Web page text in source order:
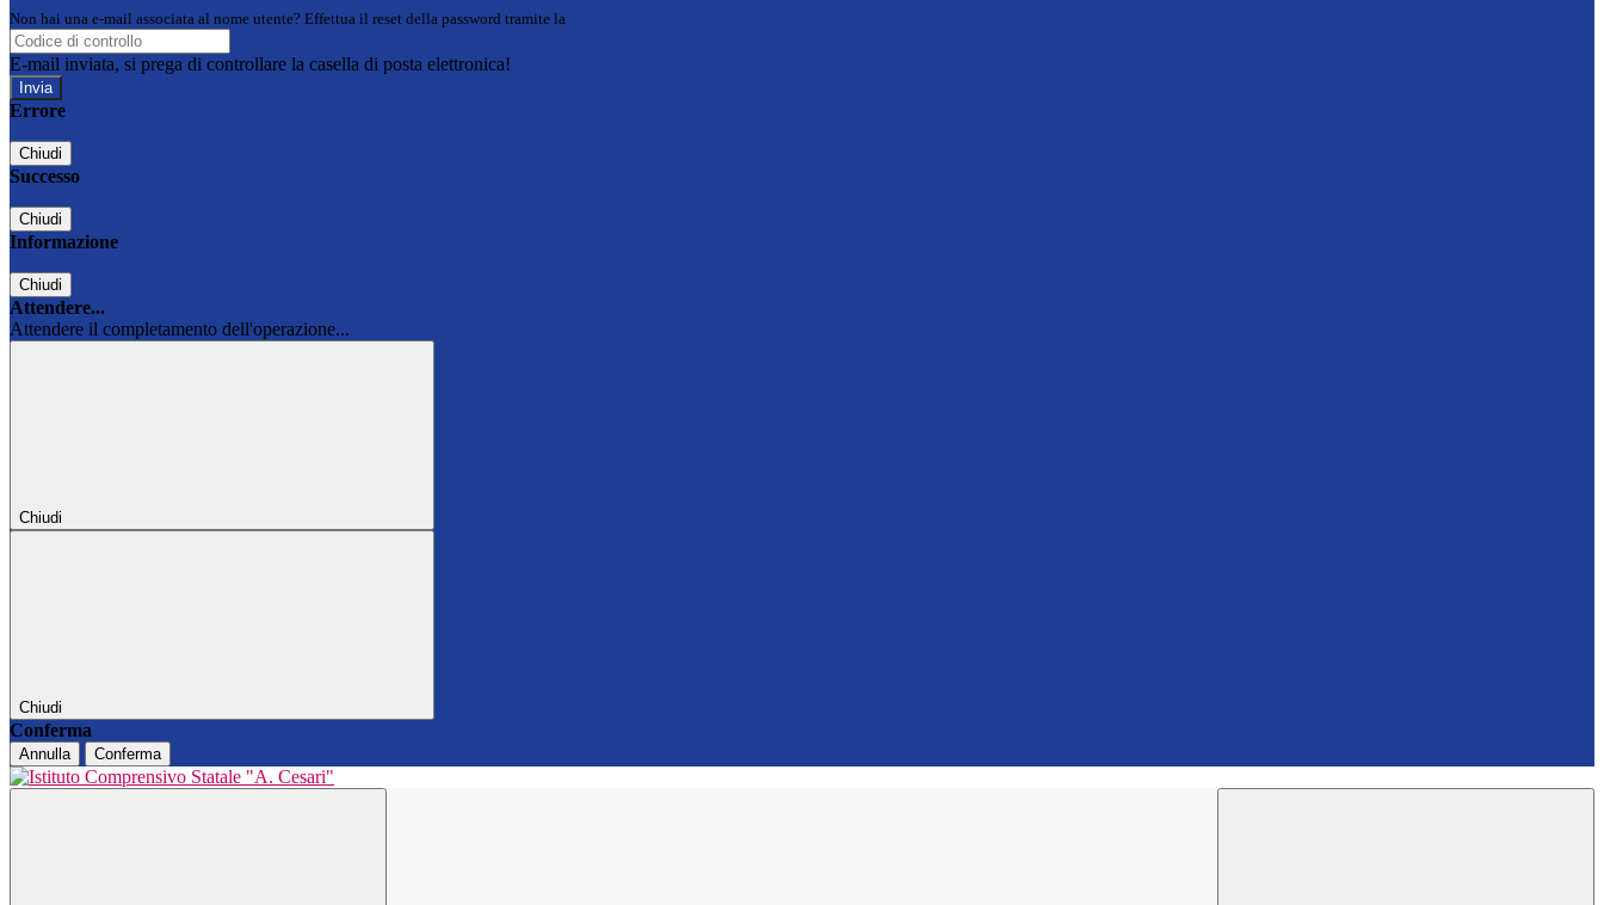
Non hai una e-mail associata al nome utente? Effettua il reset della password tramite la
E-mail inviata, si prega di controllare la casella di posta elettronica!
Errore
Chiudi
Successo
Chiudi
Informazione
Chiudi
Attendere...
Attendere il completamento dell'operazione...
Chiudi
Chiudi
Conferma
Annulla Conferma